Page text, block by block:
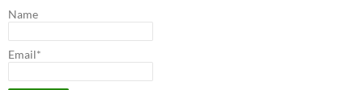
Name
Email*